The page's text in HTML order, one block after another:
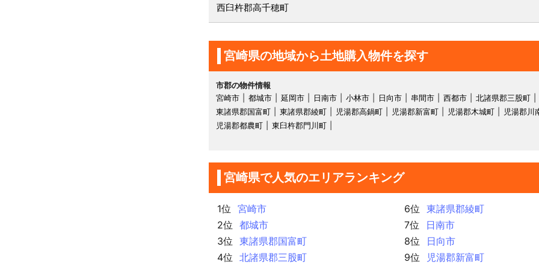
西臼杵郡高千穂町
宮崎県の地域から土地購入物件を探す
市郡の物件情報
宮崎市
都城市 延岡市 日南市 小林市 日向市 串間市 西都市
北諸県郡三股町
東諸県郡国富町
東諸県郡綾町 児湯郡高鍋町 児湯郡新富町 児湯郡木城町
児湯郡川
児湯郡都農町
東臼杵郡門川町
宮崎県で人気のエリアランキング
1位
宮崎市
2位
都城市
3位
東諸県郡国富町
4位
北諸県郡三股町
6位
東諸県郡綾町
7位
日南市
8位
日向市
9位
児湯郡新富町